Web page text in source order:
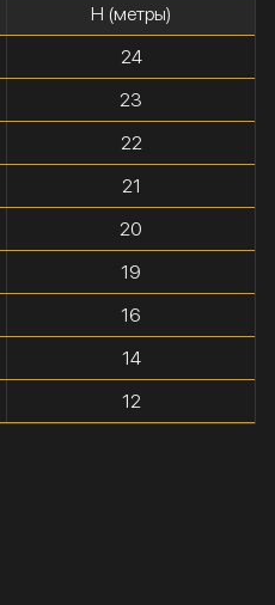
H (метры)
24
23
22
21
20
19
16
14
12